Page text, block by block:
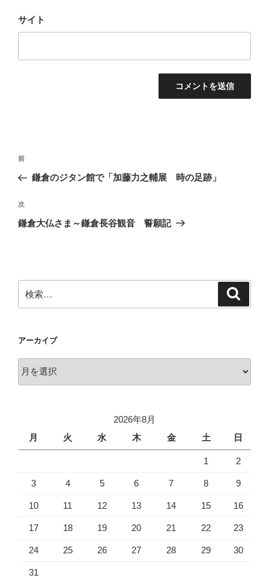
サイト
投
ナ
ビ
ゲ
ン
前
の
稿
前
鎌倉のジタン館で「加藤力之輔展 時の足跡」
次
の
次
鎌倉大仏さま～鎌倉長谷観音 誓願記
索:
アーカイブ
ー
2026年8月
月
火 水 木 金 土 日
1 2
3 4 5 6 7 8 9
10 11 12 13 14 15 16
17 18 19 20 21 22 23
24 25 26 27 28 29 30
31